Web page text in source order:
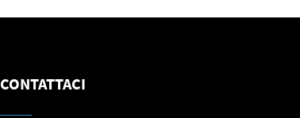
CONTATTACI